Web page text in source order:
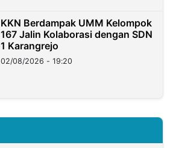
KKN Berdampak UMM Kelompok
167 Jalin Kolaborasi dengan SDN
1 Karangrejo
02/08/2026 - 19:20